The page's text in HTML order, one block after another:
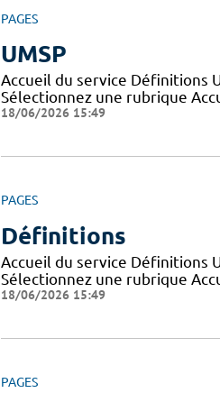
PAGES
UMSP
Accueil du service Définitions
Sélectionnez une rubrique
18/06/2026 15:49
PAGES
Définitions
Accueil du service Définitions
Sélectionnez une rubrique
18/06/2026 15:49
PAGES